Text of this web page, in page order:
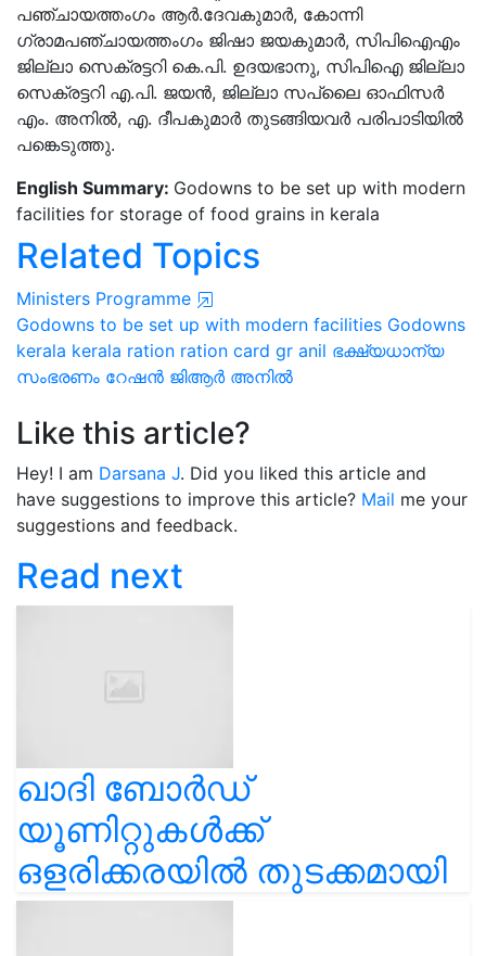
പഞ്ചായത്തംഗം ആര്‍.ദേവകുമാര്‍, കോന്നി
ഗ്രാമപഞ്ചായത്തംഗം ജിഷാ ജയകുമാര്‍, സിപിഐഎം
ജില്ലാ സെക്രട്ടറി കെ.പി. ഉദയഭാനു, സിപിഐ ജില്ലാ
സെക്രട്ടറി എ.പി. ജയന്‍, ജില്ലാ സപ്ലൈ ഓഫിസര്‍
എം. അനില്‍, എ. ദീപകുമാര്‍ തുടങ്ങിയവര്‍ പരിപാടിയിൽ
പങ്കെടുത്തു.
English Summary: Godowns to be set up with modern
facilities for storage of food grains in kerala
Related Topics
Ministers Programme
Godowns to be set up with modern facilities Godowns
kerala kerala ration ration card gr anil ഭക്ഷ്യധാന്യ
സംഭരണം റേഷൻ ജിആർ അനിൽ
Like this article?
Hey! I am Darsana J. Did you liked this article and
have suggestions to improve this article? Mail me your
suggestions and feedback.
Read next
ഖാദി ബോർഡ്
യൂണിറ്റുകൾക്ക്
ഒളരിക്കരയിൽ തുടക്കമായി